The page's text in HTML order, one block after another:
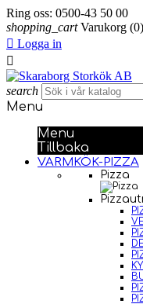
Ring oss: 0500-43 50 00
shopping_cart Varukorg (0)
 Logga in

search
Menu
Menu
Tillbaka
VARMKÖK-PIZZA
Pizza